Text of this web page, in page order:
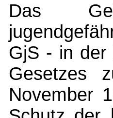
Das
GjS - in der
Gesetzes
November